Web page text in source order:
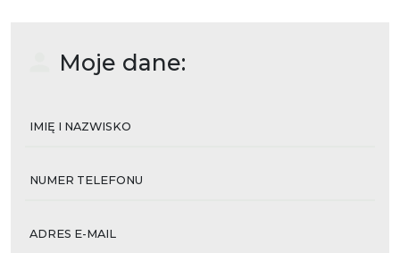
Moje dane:
IMIĘ I NAZWISKO
NUMER TELEFONU
ADRES E-MAIL